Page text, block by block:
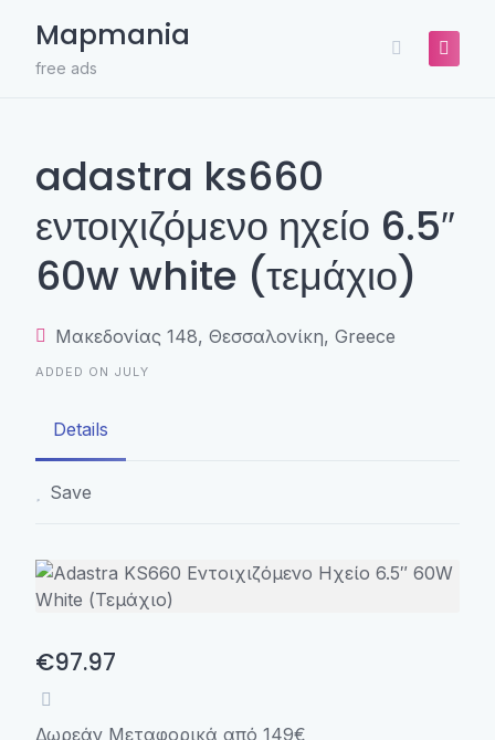
content
Mapmania
free ads
adastra ks660
εντοιχιζόμενο ηχείο 6.5″
60w white (τεμάχιο)
Μακεδονίας 148, Θεσσαλονίκη, Greece
ADDED ON JULY
Details
Save
€97.97
Δωρεάν Μεταφορικά από 149€